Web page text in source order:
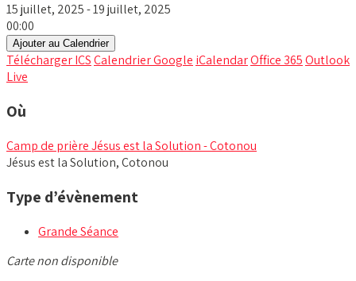
15 juillet, 2025 - 19 juillet, 2025
00:00
Ajouter au Calendrier
Télécharger ICSCalendrier Google iCalendarOffice 365Outlook
Live
Où
Camp de prière Jésus est la Solution - Cotonou
Jésus est la Solution, Cotonou
Type d’évènement
Grande Séance
Carte non disponible